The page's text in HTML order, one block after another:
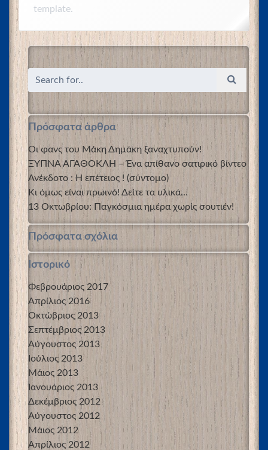
template.
Πρόσφατα άρθρα
Οι φανς του Μάκη Δημάκη ξαναχτυπούν!
ΞΥΠΝΑ ΑΓΑΘΟΚΛΗ – Ένα απίθανο σατιρικό βίντεο
Ανέκδοτο : Η επέτειος ! (σύντομο)
Κι όμως είναι πρωινό! Δείτε τα υλικά…
13 Οκτωβρίου: Παγκόσμια ημέρα χωρίς σουτιέν!
Πρόσφατα σχόλια
Ιστορικό
Φεβρουάριος 2017
Απρίλιος 2016
Οκτώβριος 2013
Σεπτέμβριος 2013
Αύγουστος 2013
Ιούλιος 2013
Μάιος 2013
Ιανουάριος 2013
Δεκέμβριος 2012
Αύγουστος 2012
Μάιος 2012
Απρίλιος 2012